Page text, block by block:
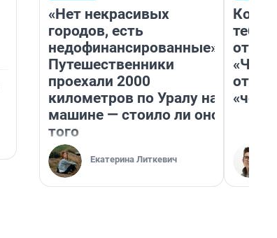
«Нет некрасивых
городов, есть
недофинансированные».
Путешественники
проехали 2000
километров по Уралу на
машине — стоило ли оно
того
Екатерина Литкевич
тебя